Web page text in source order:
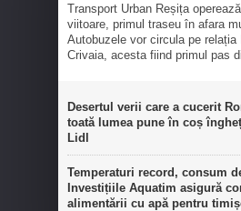
Transport Urban Reșița
viitoare, primul traseu în afara
Autobuzele vor circula pe relația
Crivaia, acesta fiind primul pas
Desertul verii care a cucerit
toată lumea pune în coș
Lidl
Temperaturi record, consum
Investițiile Aquatim asigură
alimentării cu apă pentru